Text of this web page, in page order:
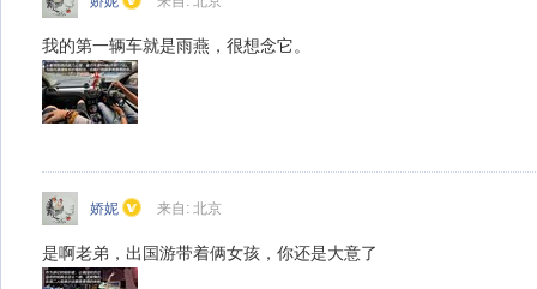
我的第一辆车就是雨燕，很想念它。
娇妮 来自: 北京
是啊老弟，出国游带着俩女孩，你还是大意了